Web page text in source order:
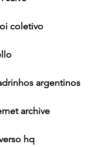
coletivo
argentinos
archive
hq